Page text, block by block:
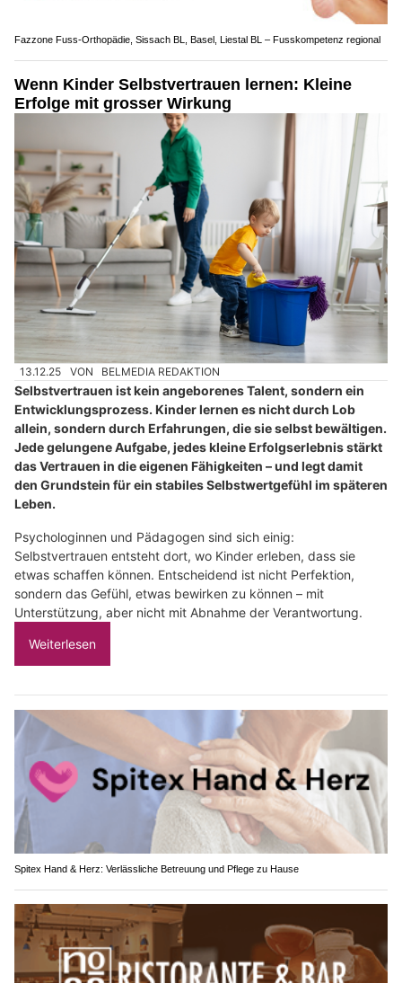
Fazzone Fuss-Orthopädie, Sissach BL, Basel, Liestal BL – Fusskompetenz regional
Wenn Kinder Selbstvertrauen lernen: Kleine
Erfolge mit grosser Wirkung
13.12.25 VON BELMEDIA REDAKTION
Selbstvertrauen ist kein angeborenes Talent, sondern ein
Entwicklungsprozess. Kinder lernen es nicht durch Lob
allein, sondern durch Erfahrungen, die sie selbst bewältigen.
Jede gelungene Aufgabe, jedes kleine Erfolgserlebnis stärkt
das Vertrauen in die eigenen Fähigkeiten – und legt damit
den Grundstein für ein stabiles Selbstwertgefühl im späteren
Leben.
Psychologinnen und Pädagogen sind sich einig:
Selbstvertrauen entsteht dort, wo Kinder erleben, dass sie
etwas schaffen können. Entscheidend ist nicht Perfektion,
sondern das Gefühl, etwas bewirken zu können – mit
Unterstützung, aber nicht mit Abnahme der Verantwortung.
Weiterlesen
Spitex Hand & Herz: Verlässliche Betreuung und Pflege zu Hause